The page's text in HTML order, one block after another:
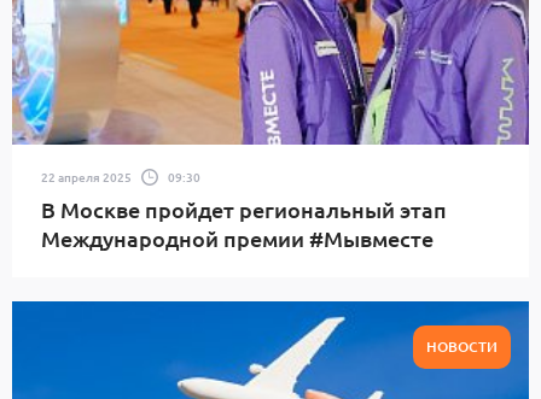
22 апреля 2025 09:30
В Москве пройдет региональный этап
Международной премии #Мывместе
НОВОСТИ